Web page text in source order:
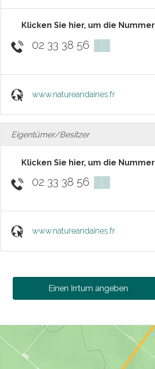
Klicken Sie hier, um die Nummer
02 33 38 56 ▒▒
www.natureandaines.fr
Eigentümer/Besitzer
Klicken Sie hier, um die Nummer
02 33 38 56 ▒▒
www.natureandaines.fr
Einen Irrtum angeben